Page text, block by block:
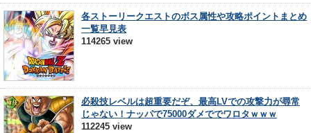
各ストーリークエストのボス属性や攻略ポイントまとめ
一覧早見表
114265 view
必殺技レベルは超重要だぞ、最高LVでの攻撃力が尋常
じゃない！ナッパで75000ダメででワロタｗｗｗ
112245 view